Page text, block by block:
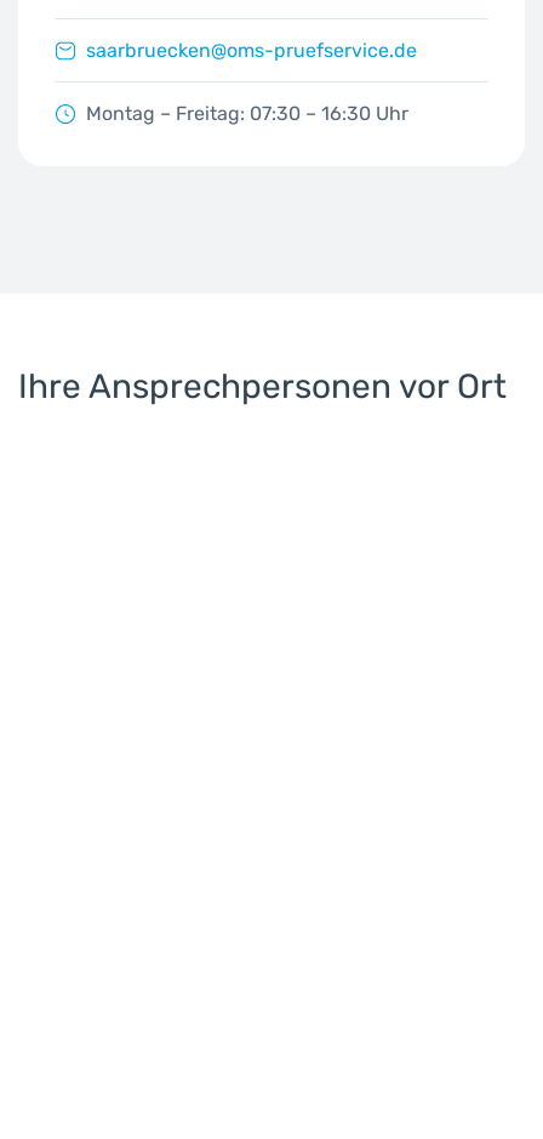
saarbruecken@oms-pruefservice.de
Montag – Freitag: 07:30 – 16:30 Uhr
Ihre Ansprechpersonen vor Ort